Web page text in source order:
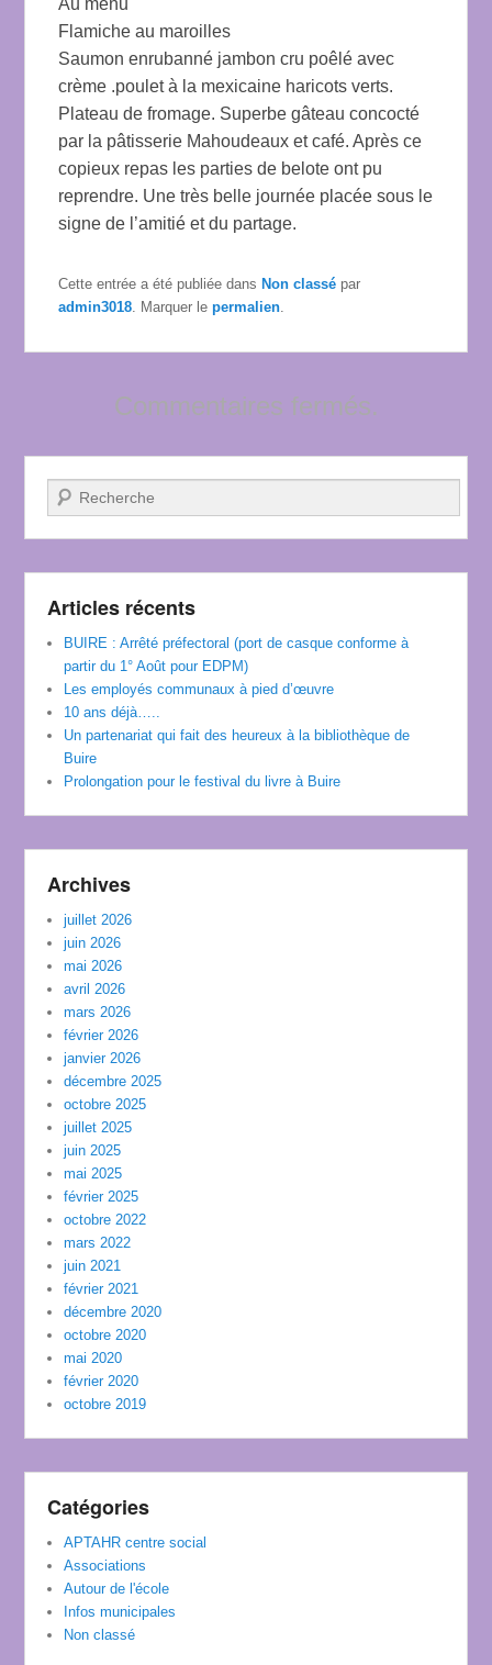
Au menu
Flamiche au maroilles
Saumon enrubanné jambon cru poêlé avec
crème .poulet à la mexicaine haricots verts.
Plateau de fromage. Superbe gâteau concocté
par la pâtisserie Mahoudeaux et café. Après ce
copieux repas les parties de belote ont pu
reprendre. Une très belle journée placée sous le
signe de l’amitié et du partage.
Cette entrée a été publiée dans Non classé par
admin3018. Marquer lepermalien.
Commentaires fermés.
Recherche
Articles récents
BUIRE : Arrêté préfectoral (port de casque conforme à
partir du 1° Août pour EDPM)
Les employés communaux à pied d’œuvre
10 ans déjà…..
Un partenariat qui fait des heureux à la bibliothèque de
Buire
Prolongation pour le festival du livre à Buire
Archives
juillet 2026
juin 2026
mai 2026
avril 2026
mars 2026
février 2026
janvier 2026
décembre 2025
octobre 2025
juillet 2025
juin 2025
mai 2025
février 2025
octobre 2022
mars 2022
juin 2021
février 2021
décembre 2020
octobre 2020
mai 2020
février 2020
octobre 2019
Catégories
APTAHR centre social
Associations
Autour de l'école
Infos municipales
Non classé